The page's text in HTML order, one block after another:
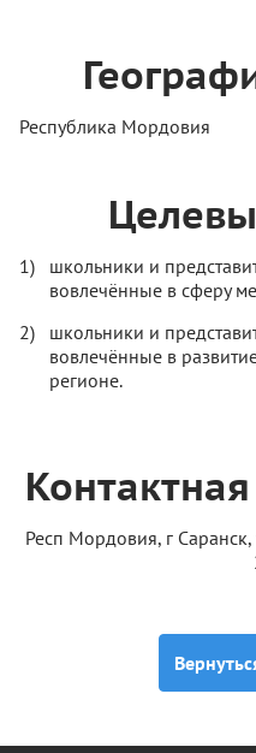
Республика Мордовия
школьники и
вовлечённые в сферу
школьники и
вовлечённые в
регионе.
Респ Мордовия, г